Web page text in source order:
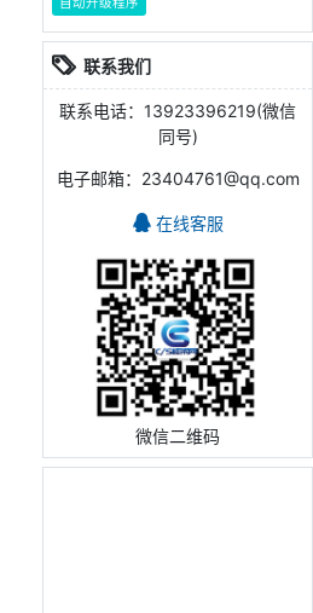
联系我们
联系电话：13923396219(微信
同号)
电子邮箱：23404761@qq.com
在线客服
微信二维码